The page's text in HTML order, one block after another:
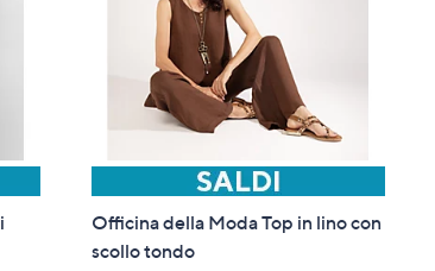
Officina della Moda Top in lino con
scollo tondo